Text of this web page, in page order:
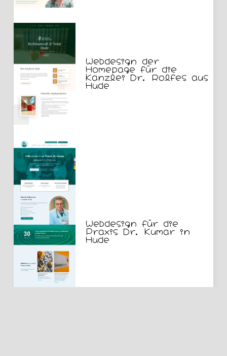
Webdesign der
Homepage für die
Kanzlei Dr. Rolfes aus
Hude
Webdesign für die
Praxis Dr. Kumar in
Hude